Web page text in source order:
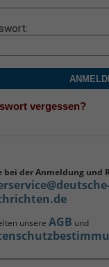
vergessen?
bei der Anmeldung und
unsere AGB und